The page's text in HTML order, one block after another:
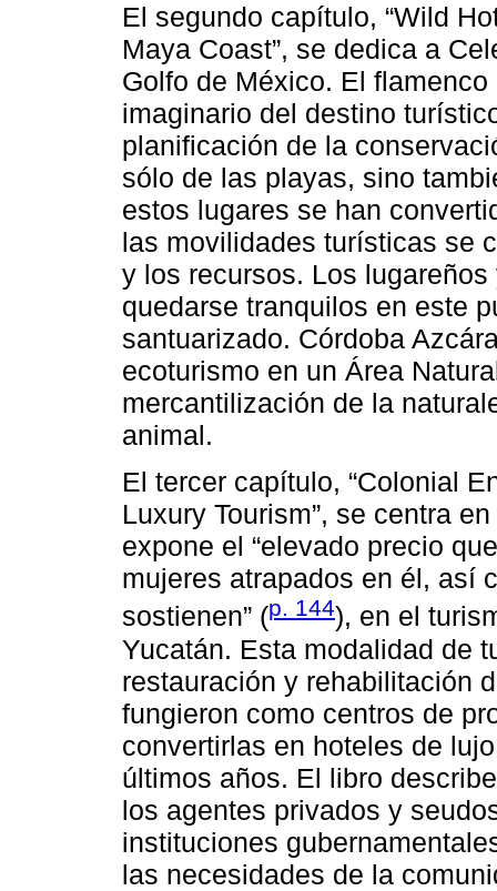
El segundo capítulo, “Wild
Maya Coast”, se dedica a
Golfo de México. El
imaginario del destino
planificación de la
sólo de las playas, sino
estos lugares se han
las movilidades turísticas se
y los recursos. Los
quedarse tranquilos en este
santuarizado. Córdoba
ecoturismo en un Área
mercantilización de la
animal.
El tercer capítulo, “Colonial
Luxury Tourism”, se centra
expone el “elevado precio
mujeres atrapados en él, así
sostienen” (p. 144), en el
Yucatán. Esta modalidad de
restauración y rehabilitación
fungieron como centros de
convertirlas en hoteles de
últimos años. El libro
los agentes privados y
instituciones
las necesidades de la